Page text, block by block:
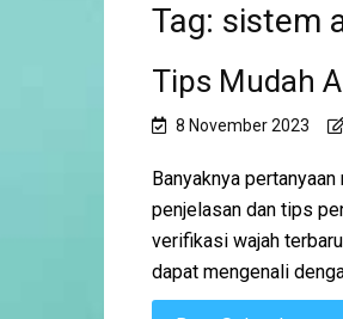
Tag: sistem
Tips Mudah
8 November 2023
Banyaknya
penjelasan dan tips
verifikasi wajah
dapat mengenali